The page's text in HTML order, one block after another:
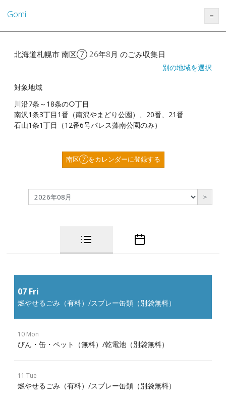
Gomi ＝
北海道札幌市 南区⑦ 26年8月 のごみ収集日
別の地域を選択
対象地域
川沿7条～18条の○丁目
南沢1条3丁目1番（南沢やまどり公園）、20番、21番
石山1条1丁目（12番6号パレス藻南公園のみ）
南区⑦をカレンダーに登録する
＞
07 Fri
燃やせるごみ（有料）/スプレー缶類（別袋無料）
10 Mon
びん・缶・ペット（無料）/乾電池（別袋無料）
11 Tue
燃やせるごみ（有料）/スプレー缶類（別袋無料）